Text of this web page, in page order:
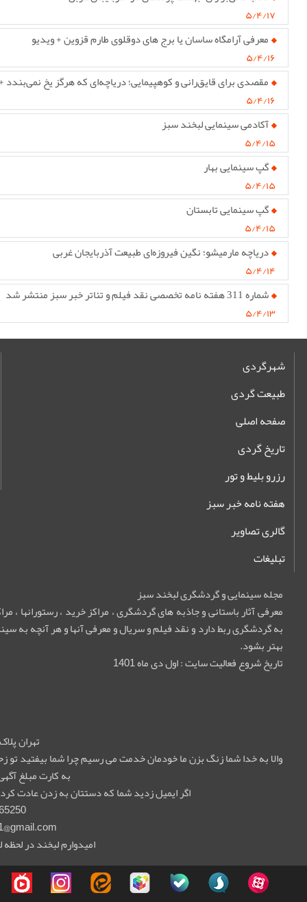
۵/۴/۱۷
معرفی آرامگاه ساسان یا برج های دوقلوی طارم قزوین + ویدیو
۵/۴/۱۶
مقصدی برای قایق‌رانی و کوهپیمایی؛ دریاچه‌ای که هرگز یخ نمی‌بندد
۵/۴/۱۶
آکادمی سینمایی لبخند سبز
۵/۴/۱۵
گپ سینمایی بهار
۵/۴/۱۵
گپ سینمایی تابستان
۵/۴/۱۵
دریاچه مارمیشو؛ نگین فیروزه‌ای طبیعت آذربایجان غربی
۵/۴/۱۴
شماره 311 هفته نامه تخصصی نقد فیلم و تئاتر خبر سبز منتشر شد
۵/۴/۱۳
شهرگردی
طبیعت گردی
صفحه اصلی
تاریخ گردی
رزرو بلیط و تور
هفته نامه خبر سبز
گالری تصاویر
تبلیغات
مجله سینمایی و گردشگری لبخند سبز
معرفی آثار باستانی و جاذبه های گردشگری ، مراکز خرید ، رستورانها
به گردشگری ربط دارد و نقد فیلم و سریال و معرفی آنها و هر آنچه به
بهتر بشود.
تاریخ شروع فعالیت سایت : اول دی ماه 1401
تهران پلاک 55
والا به خدا شما زنگ بزن ما خودمان خدمت می رسیم چرا شما
به کارت مبلغ
اگر ایمیل زدید شما که دستتان به زدن عادت
امیدوارم لبخند در